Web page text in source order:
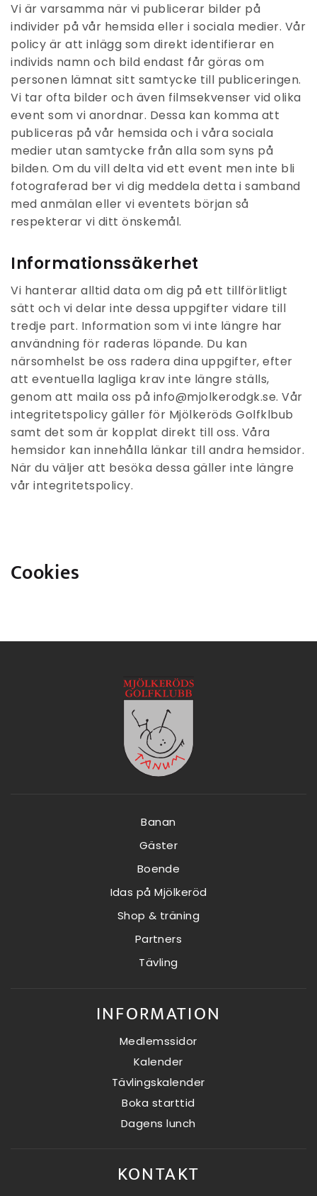
Vi är varsamma när vi publicerar bilder på
individer på vår hemsida eller i sociala medier. Vår
policy är att inlägg som direkt identifierar en
individs namn och bild endast får göras om
personen lämnat sitt samtycke till publiceringen.
Vi tar ofta bilder och även filmsekvenser vid olika
event som vi anordnar. Dessa kan komma att
publiceras på vår hemsida och i våra sociala
medier utan samtycke från alla som syns på
bilden. Om du vill delta vid ett event men inte bli
fotograferad ber vi dig meddela detta i samband
med anmälan eller vi eventets början så
respekterar vi ditt önskemål.
Informationssäkerhet
Vi hanterar alltid data om dig på ett tillförlitligt
sätt och vi delar inte dessa uppgifter vidare till
tredje part. Information som vi inte längre har
användning för raderas löpande. Du kan
närsomhelst be oss radera dina uppgifter, efter
att eventuella lagliga krav inte längre ställs,
genom att maila oss på info@mjolkerodgk.se. Vår
integritetspolicy gäller för Mjölkeröds Golfklbub
samt det som är kopplat direkt till oss. Våra
hemsidor kan innehålla länkar till andra hemsidor.
När du väljer att besöka dessa gäller inte längre
vår integritetspolicy.
Cookies
Banan
Gäster
Boende
Idas på Mjölkeröd
Shop & träning
Partners
Tävling
INFORMATION
Medlemssidor
Kalender
Tävlingskalender
Boka starttid
Dagens lunch
KONTAKT